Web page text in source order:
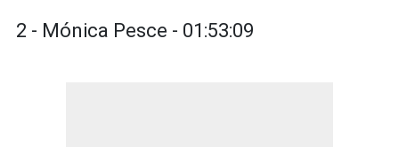
2 - Mónica Pesce - 01:53:09